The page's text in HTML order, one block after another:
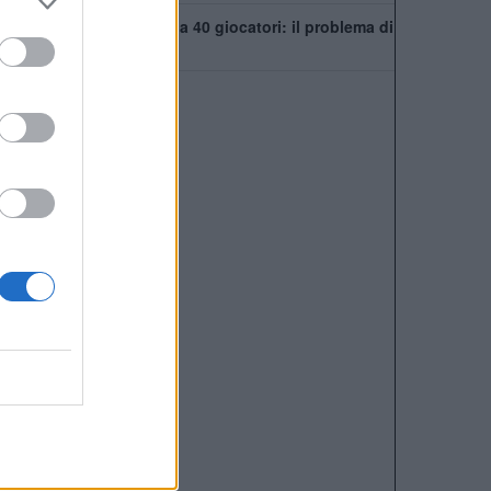
Chelsea, rosa infinita da 40 giocatori: il problema di
Xabi Alonso